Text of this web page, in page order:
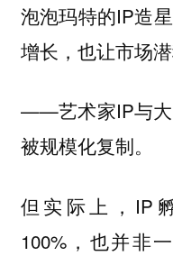
泡泡玛特的IP造
增长，也让市场
——艺术家IP与大
被规模化复制。
但实际上，IP
100%，也并非